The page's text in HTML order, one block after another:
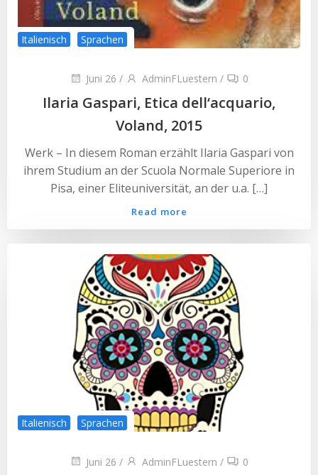
Italienisch Sprachen
Juni 26 / AdminFLuestern / 0
Ilaria Gaspari, Etica dell‘acquario,
Voland, 2015
Werk – In diesem Roman erzählt Ilaria Gaspari von
ihrem Studium an der Scuola Normale Superiore in
Pisa, einer Eliteuniversität, an der u.a. […]
Read more
Italienisch Sprachen
Juni 26 / AdminFLuestern / 0